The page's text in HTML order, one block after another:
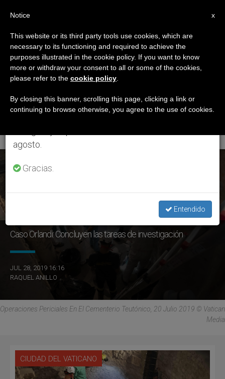
ETIQUETA
Posts Tagged
‘operaciones
Periciales’
ÚLTIMAS NOTICIAS
Caso Orlandi: Concluyen las tareas de investigación
JUL 28, 2019 16:16
RAQUEL ANILLO
Operaciones Periciales En El Cementerio Teutónico, 20 Julio 2019 © Vatican
Media
CIUDAD DEL VATICANO
×
Aviso importante
Del 27 de julio al 7 de agosto haremos la pausa
anual, aprovechando que en el periodo de verano
se generan menos informaciones y también el
agosto.
Gracias.
Entendido
x
Notice
This website or its third party tools use cookies, which are
necessary to its functioning and required to achieve the
purposes illustrated in the cookie policy. If you want to know
more or withdraw your consent to all or some of the cookies,
please refer to the cookie policy
By closing this banner, scrolling this page, clicking a link or
continuing to browse otherwise, you agree to the use of cookies.